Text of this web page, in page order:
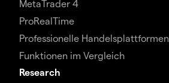
MetaTrader 4
ProRealTime
Professionelle Handelsplattformen
Funktionen im Vergleich
Research